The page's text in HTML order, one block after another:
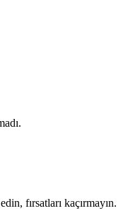
fırsatları kaçırmayın.